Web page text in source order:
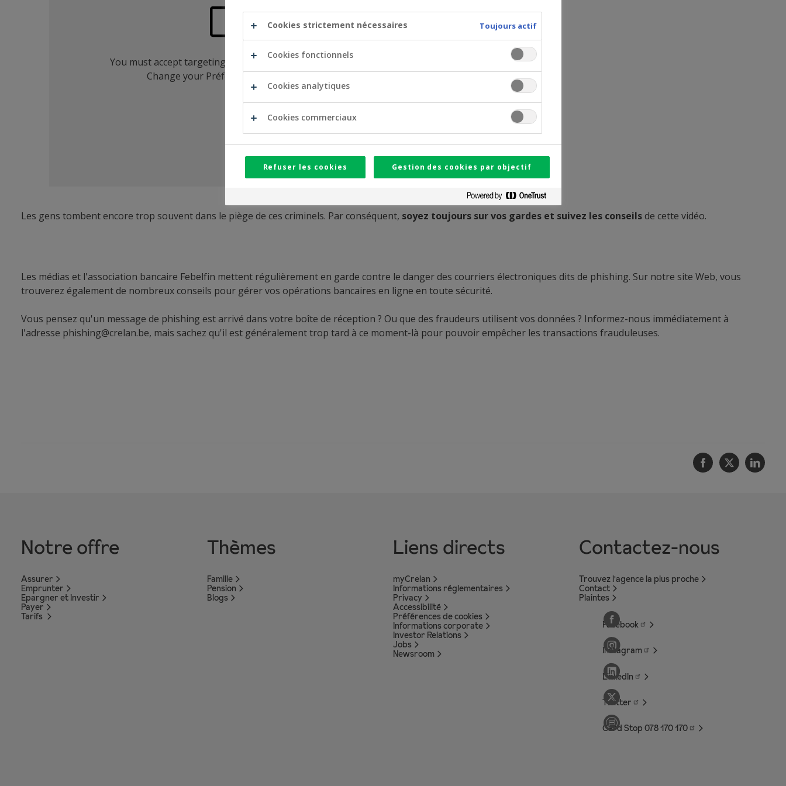
Les gens tombent encore trop souvent dans le piège de ces criminels. Par conséquent, soyez toujours sur vos gardes et suivez les conseilsde cette vidéo.
Les médias et l'association bancaire Febelfin mettent régulièrement en garde contre le danger des courriers électroniques dits de phishing. Sur notre site Web, vous
trouverez également de nombreux conseils pour gérer vos opérations bancaires en ligne en toute sécurité.
Vous pensez qu'un message de phishing est arrivé dans votre boîte de réception ? Ou que des fraudeurs utilisent vos données ? Informez-nous immédiatement à
l'adresse phishing@crelan.be, mais sachez qu'il est généralement trop tard à ce moment-là pour pouvoir empêcher les transactions frauduleuses.
Facebook
Twitter
Notre offre
Assurer
Emprunter
Epargner et Investir
Payer
Tarifs
Thèmes
Famille
Pension
Blogs
Liens directs
myCrelan
Informations réglementaires
Privacy
Accessibilité
Préférences de cookies
Informations corporate
Investor Relations
Jobs
Newsroom
Contactez-nous
Trouvez l'agence la plus proche
Contact
Plaintes
Facebook
Instagram
LinkedIn
Twitter
Card Stop 078 170170
Cookies strictement nécessaires Toujours actif
Cookies fonctionnels
Cookies analytiques
Cookies commerciaux
Refuser les cookies Gestion des cookies par objectif